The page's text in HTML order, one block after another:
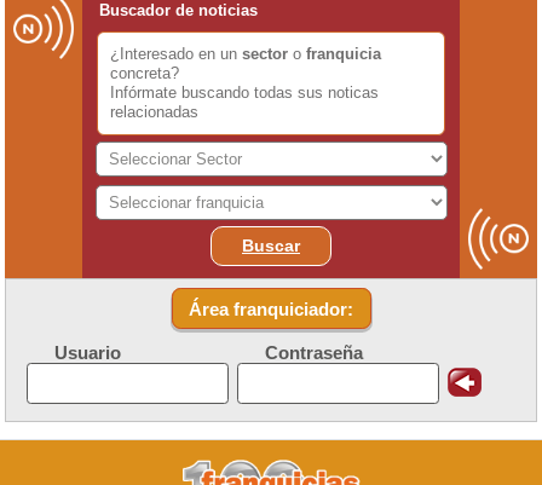
Buscador de noticias
¿Interesado en un sector o franquicia
concreta?
Infórmate buscando todas sus noticas
relacionadas
Buscar
Área franquiciador:
Usuario Contraseña